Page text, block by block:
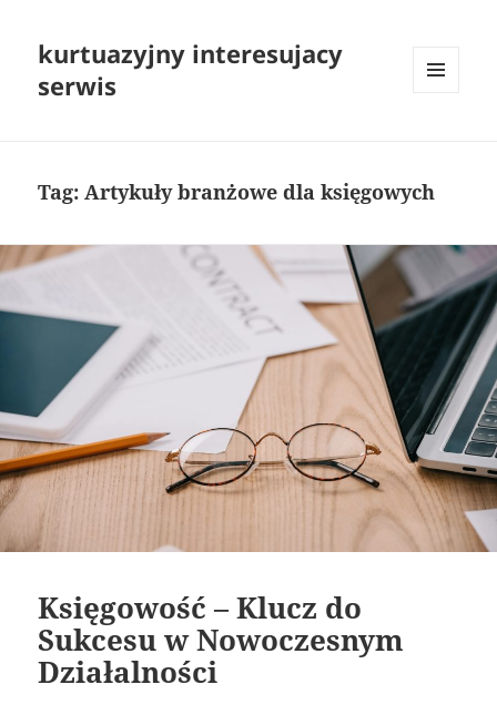
kurtuazyjny interesujacy
serwis
Tag:Artykuły branżowe dla księgowych
Księgowość – Klucz do
Sukcesu w Nowoczesnym
Działalności